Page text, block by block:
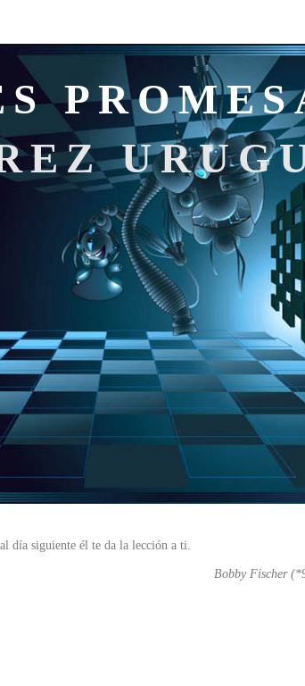
día siguiente él te da la lección a ti.
Bobby Fischer